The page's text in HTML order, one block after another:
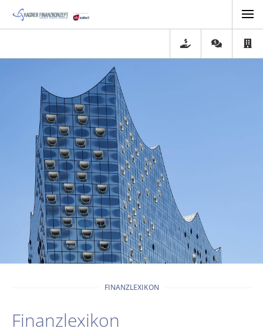
FINANZLEXIKON
Finanzlexikon